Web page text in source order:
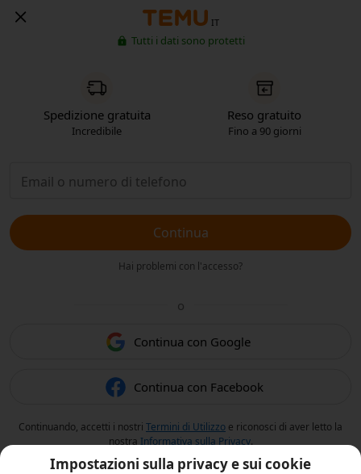
IT
Tutti i dati sono protetti
Spedizione gratuita
Incredibile
Reso gratuito
Fino a 90 giorni
Continua
Hai problemi con l'accesso?
o
Continua con Google
Continua con Facebook
Continuando, accetti i nostri Termini di Utilizzo e riconosci di aver letto la
nostra Informativa sulla Privacy.
Impostazioni sulla privacy e sui cookie